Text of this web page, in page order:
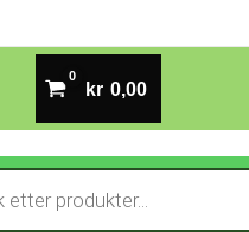
kr 0,00